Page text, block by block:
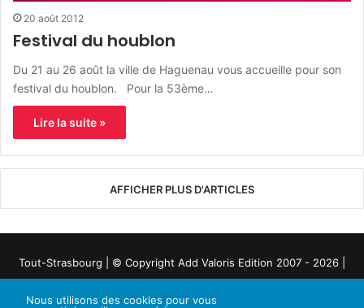
20 août 2012
Festival du houblon
Du 21 au 26 août la ville de Haguenau vous accueille pour son
festival du houblon. Pour la 53ème…
Lire la suite »
AFFICHER PLUS D'ARTICLES
Tout-Strasbourg | © Copyright Add Valoris Edition 2007 - 2026 |
Nous utilisons des cookies pour vous